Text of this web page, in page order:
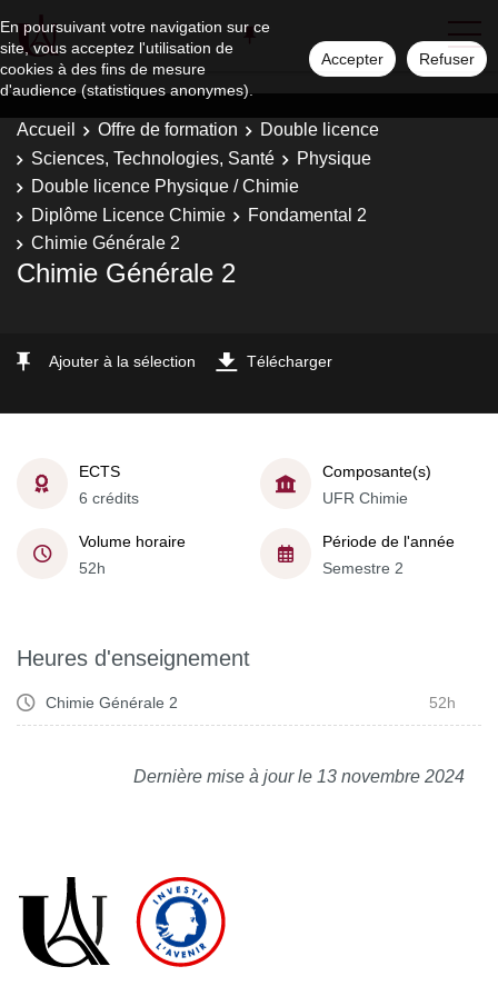
En poursuivant votre navigation sur ce
site, vous acceptez l'utilisation de
cookies à des fins de mesure
d'audience (statistiques anonymes).
Accepter Refuser
Accueil Offre de formation
Double licence
Sciences, Technologies, Santé
Physique
Double licence Physique / Chimie
Diplôme Licence Chimie
Fondamental 2
Chimie Générale 2
Chimie Générale 2
Ajouter à la sélection Télécharger
ECTS
6 crédits
Composante(s)
UFR Chimie
Volume horaire
52h
Période de l'année
Semestre 2
Heures d'enseignement
Chimie Générale 2 52h
Dernière mise à jour le 13 novembre 2024